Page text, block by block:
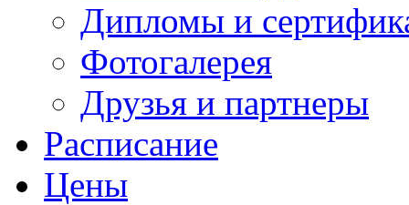
Дипломы и
Фотогалерея
Друзья и партнеры
Расписание
Цены